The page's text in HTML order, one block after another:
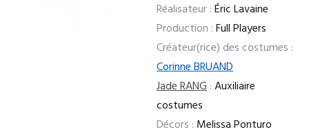
Réalisateur :Éric Lavaine
Production :Full Players
Créateur(rice) des costumes :
Corinne BRUAND
Jade RANG:Auxiliaire
costumes
Décors : Melissa Ponturo